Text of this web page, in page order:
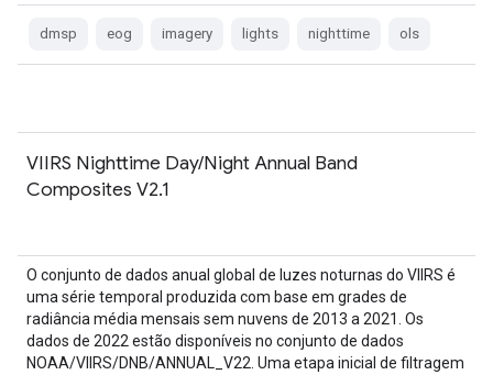
dmsp eog imagery lights nighttime ols
VIIRS Nighttime Day/Night Annual Band
Composites V2.1
O conjunto de dados anual global de luzes noturnas do VIIRS é
uma série temporal produzida com base em grades de
radiância média mensais sem nuvens de 2013 a 2021. Os
dados de 2022 estão disponíveis no conjunto de dados
NOAA/VIIRS/DNB/ANNUAL_V22. Uma etapa inicial de filtragem